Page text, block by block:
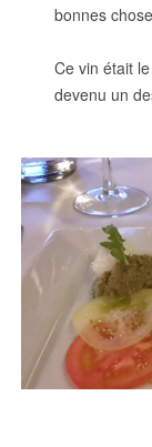
bonnes
Ce vin était le
devenu un